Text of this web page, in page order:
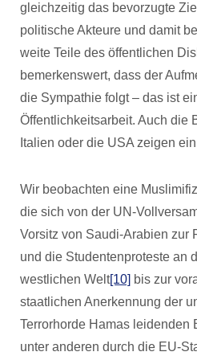
gleichzeitig das bevorzugte
politische Akteure und damit
weite Teile des öffentlichen
bemerkenswert, dass der
die Sympathie folgt – das ist
Öffentlichkeitsarbeit. Auch die
Italien oder die USA zeigen
Wir beobachten eine
die sich von der UN-
Vorsitz von Saudi-Arabien zur
und die Studentenproteste an
westlichen Welt[10] bis zur
staatlichen Anerkennung der
Terrorhorde Hamas leidenden
unter anderen durch die EU-